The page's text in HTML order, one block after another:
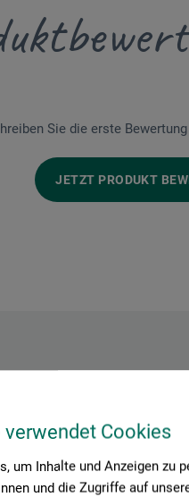
verwendet Cookies
um Inhalte und Anzeigen zu
und die Zugriffe auf
Sie die erste
JETZT PRODUKT
Sie die Kontaktdaten des